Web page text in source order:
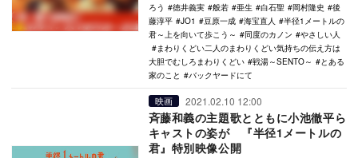
ろう
徳井義実 般若 亜生 白石聖 岡村隆史
後
藤淳平
JO1 豆原一成 海宝直人
半径1メートルの
君～上を向いて歩こう～
同度のカノン
やさしい人
まわりくどい二人のまわりくどい気持ちの伝え方は
大胆でむしろまわりくどい
戦湯～SENTO～
とある
家のこと
バックヤードにて
映画 2021.02.10 12:00
斉藤和義の主題歌とともに小池徹平ら
キャストの姿が 『半径1メートルの
君』特別映像公開